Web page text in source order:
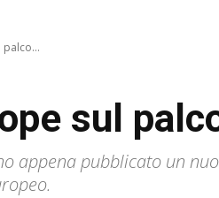
palco...
sul
appena pubblicato un